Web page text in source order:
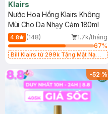
Klairs
Nước Hoa Hồng Klairs Không
Mùi Cho Da Nhạy Cảm 180ml
4.8 (148)
1.7k/tháng
67%
Bill Klairs từ 299k Tặng Mặt Nạ
25ml (SL Có Hạn)
-52%